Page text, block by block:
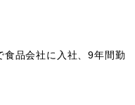
品会社に入社、9年間勤